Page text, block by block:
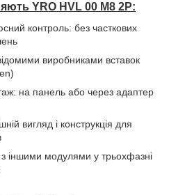
YRO HVL 00 M8 2P:
контроль: без часткових
виробниками вставок
на панель або через адаптер
вигляд і конструкція для
іншими модулями у трьохфазні